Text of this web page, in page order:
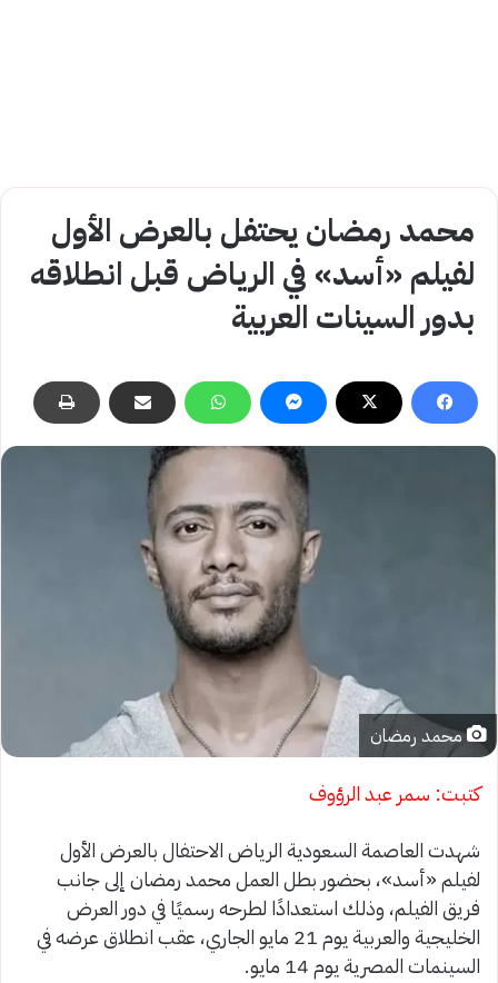
محمد رمضان يحتفل بالعرض الأول
لفيلم «أسد» في الرياض قبل انطلاقه
بدور السينات العربية
محمد رمضان
كتبت: سمر عبد الرؤوف
شهدت العاصمة السعودية الرياض الاحتفال بالعرض الأول
لفيلم «أسد»، بحضور بطل العمل محمد رمضان إلى جانب
فريق الفيلم، وذلك استعدادًا لطرحه رسميًا في دور العرض
الخليجية والعربية يوم 21 مايو الجاري، عقب انطلاق عرضه في
السينمات المصرية يوم 14 مايو.